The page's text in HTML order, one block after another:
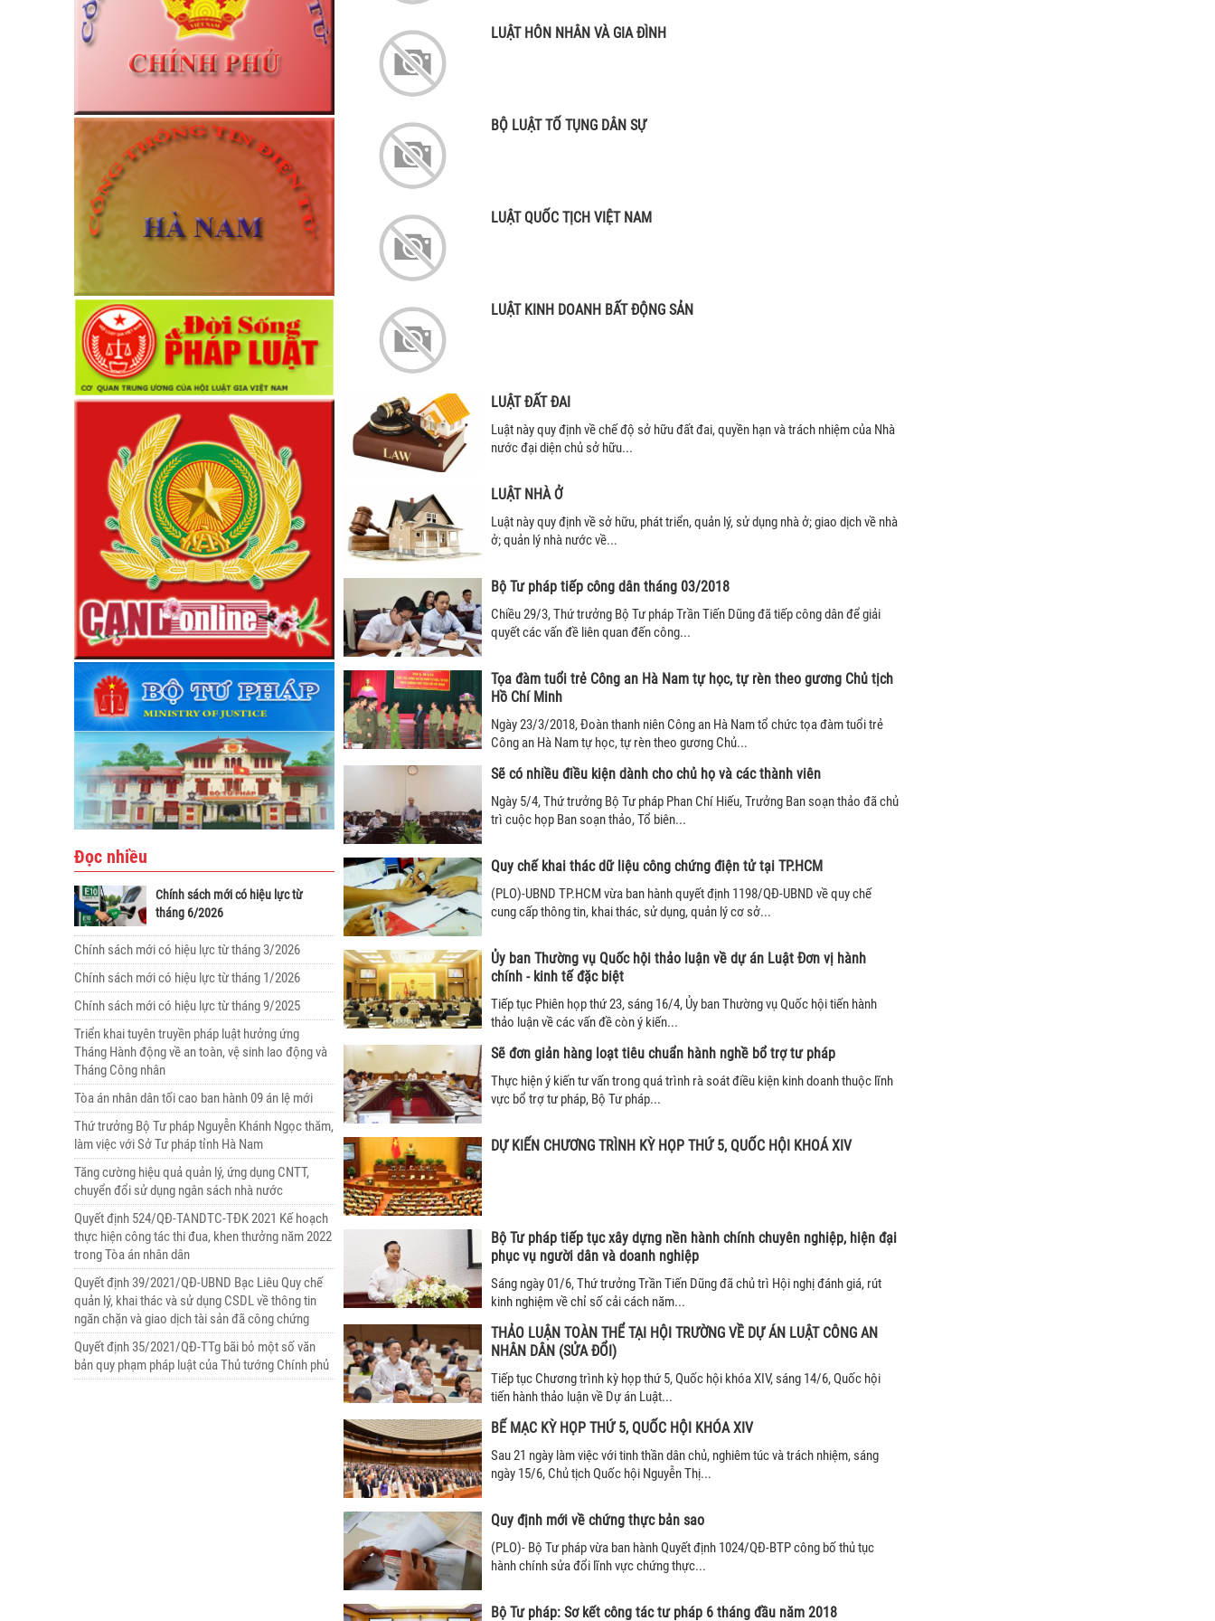
Đọc nhiều
Chính sách mới có hiệu lực từ
tháng 6/2026
Chính sách mới có hiệu lực từ tháng 3/2026
Chính sách mới có hiệu lực từ tháng 1/2026
Chính sách mới có hiệu lực từ tháng 9/2025
Triển khai tuyên truyền pháp luật hưởng ứng
Tháng Hành động về an toàn, vệ sinh lao động và
Tháng Công nhân
Tòa án nhân dân tối cao ban hành 09 án lệ mới
Thứ trưởng Bộ Tư pháp Nguyễn Khánh Ngọc thăm,
làm việc với Sở Tư pháp tỉnh Hà Nam
Tăng cường hiệu quả quản lý, ứng dụng CNTT,
chuyển đổi sử dụng ngân sách nhà nước
Quyết định 524/QĐ-TANDTC-TĐK 2021 Kế hoạch
thực hiện công tác thi đua, khen thưởng năm 2022
trong Tòa án nhân dân
Quyết định 39/2021/QĐ-UBND Bạc Liêu Quy chế
quản lý, khai thác và sử dụng CSDL về thông tin
ngăn chặn và giao dịch tài sản đã công chứng
Quyết định 35/2021/QĐ-TTg bãi bỏ một số văn
bản quy phạm pháp luật của Thủ tướng Chính phủ
LUẬT HÔN NHÂN VÀ GIA ĐÌNH
BỘ LUẬT TỐ TỤNG DÂN SỰ
LUẬT QUỐC TỊCH VIỆT NAM
LUẬT KINH DOANH BẤT ĐỘNG SẢN
LUẬT ĐẤT ĐAI
Luật này quy định về chế độ sở hữu đất đai, quyền hạn và trách nhiệm của Nhà
nước đại diện chủ sở hữu...
LUẬT NHÀ Ở
Luật này quy định về sở hữu, phát triển, quản lý, sử dụng nhà ở; giao dịch về nhà
ở; quản lý nhà nước về...
Bộ Tư pháp tiếp công dân tháng 03/2018
Chiều 29/3, Thứ trưởng Bộ Tư pháp Trần Tiến Dũng đã tiếp công dân để giải
quyết các vấn đề liên quan đến công...
Tọa đàm tuổi trẻ Công an Hà Nam tự học, tự rèn theo gương Chủ tịch
Hồ Chí Minh
Ngày 23/3/2018, Đoàn thanh niên Công an Hà Nam tổ chức tọa đàm tuổi trẻ
Công an Hà Nam tự học, tự rèn theo gương Chủ...
Sẽ có nhiều điều kiện dành cho chủ họ và các thành viên
Ngày 5/4, Thứ trưởng Bộ Tư pháp Phan Chí Hiếu, Trưởng Ban soạn thảo đã chủ
trì cuộc họp Ban soạn thảo, Tổ biên...
Quy chế khai thác dữ liệu công chứng điện tử tại TP.HCM
(PLO)-UBND TP.HCM vừa ban hành quyết định 1198/QĐ-UBND về quy chế
cung cấp thông tin, khai thác, sử dụng, quản lý cơ sở...
Ủy ban Thường vụ Quốc hội thảo luận về dự án Luật Đơn vị hành
chính - kinh tế đặc biệt
Tiếp tục Phiên họp thứ 23, sáng 16/4, Ủy ban Thường vụ Quốc hội tiến hành
thảo luận về các vấn đề còn ý kiến...
Sẽ đơn giản hàng loạt tiêu chuẩn hành nghề bổ trợ tư pháp
Thực hiện ý kiến tư vấn trong quá trình rà soát điều kiện kinh doanh thuộc lĩnh
vực bổ trợ tư pháp, Bộ Tư pháp...
DỰ KIẾN CHƯƠNG TRÌNH KỲ HỌP THỨ 5, QUỐC HỘI KHOÁ XIV
Bộ Tư pháp tiếp tục xây dựng nền hành chính chuyên nghiệp, hiện đại
phục vụ người dân và doanh nghiệp
Sáng ngày 01/6, Thứ trưởng Trần Tiến Dũng đã chủ trì Hội nghị đánh giá, rút
kinh nghiệm về chỉ số cải cách năm...
THẢO LUẬN TOÀN THỂ TẠI HỘI TRƯỜNG VỀ DỰ ÁN LUẬT CÔNG AN
NHÂN DÂN (SỬA ĐỔI)
Tiếp tục Chương trình kỳ họp thứ 5, Quốc hội khóa XIV, sáng 14/6, Quốc hội
tiến hành thảo luận về Dự án Luật...
BẾ MẠC KỲ HỌP THỨ 5, QUỐC HỘI KHÓA XIV
Sau 21 ngày làm việc với tinh thần dân chủ, nghiêm túc và trách nhiệm, sáng
ngày 15/6, Chủ tịch Quốc hội Nguyễn Thị...
Quy định mới về chứng thực bản sao
(PLO)- Bộ Tư pháp vừa ban hành Quyết định 1024/QĐ-BTP công bố thủ tục
hành chính sửa đổi lĩnh vực chứng thực...
Bộ Tư pháp: Sơ kết công tác tư pháp 6 tháng đầu năm 2018